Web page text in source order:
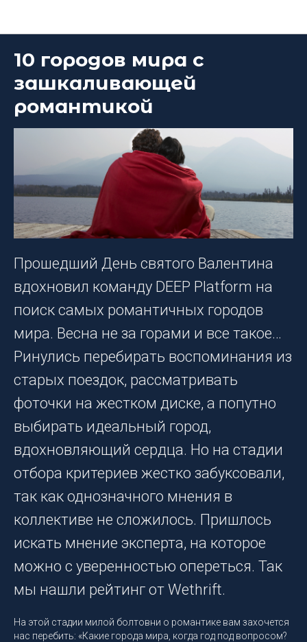
10 городов мира с
зашкаливающей
романтикой
Прошедший День святого Валентина
вдохновил команду DEEP Platform на
поиск самых романтичных городов
мира. Весна не за горами и все такое…
Ринулись перебирать воспоминания из
старых поездок, рассматривать
фоточки на жестком диске, а попутно
выбирать идеальный город,
вдохновляющий сердца. Но на стадии
отбора критериев жестко забуксовали,
так как однозначного мнения в
коллективе не сложилось. Пришлось
искать мнение эксперта, на которое
можно с уверенностью опереться. Так
мы нашли рейтинг от Wethrift.
На этой стадии милой болтовни о романтике вам захочется
наc перебить: «Какие города мира, когда год под вопросом?